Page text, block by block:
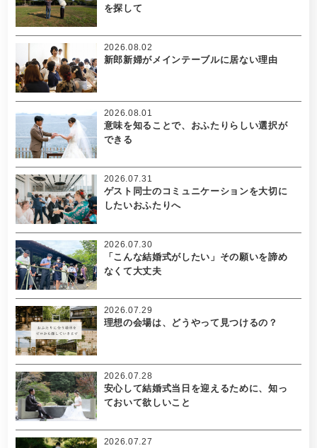
を探して
新郎新婦がメインテーブルに居ない理由
2026.08.02
意味を知ることで、おふたりらしい選択が
できる
2026.08.01
ゲスト同士のコミュニケーションを大切に
したいおふたりへ
2026.07.31
「こんな結婚式がしたい」その願いを諦め
なくて大丈夫
2026.07.30
理想の会場は、どうやって見つけるの？
2026.07.29
安心して結婚式当日を迎えるために、知っ
ておいて欲しいこと
2026.07.28
2026.07.27